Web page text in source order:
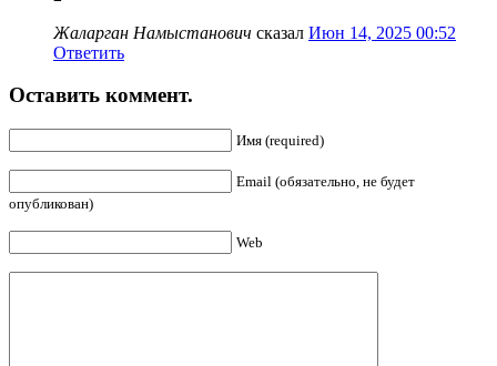
Жаларган Намыстанович сказал Июн 14, 2025 00:52
Ответить
Оставить коммент.
Имя (required)
Email (обязательно, не будет
опубликован)
Web